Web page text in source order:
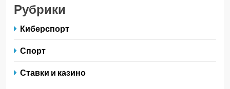
Рубрики
Киберспорт
Спорт
Ставки и казино